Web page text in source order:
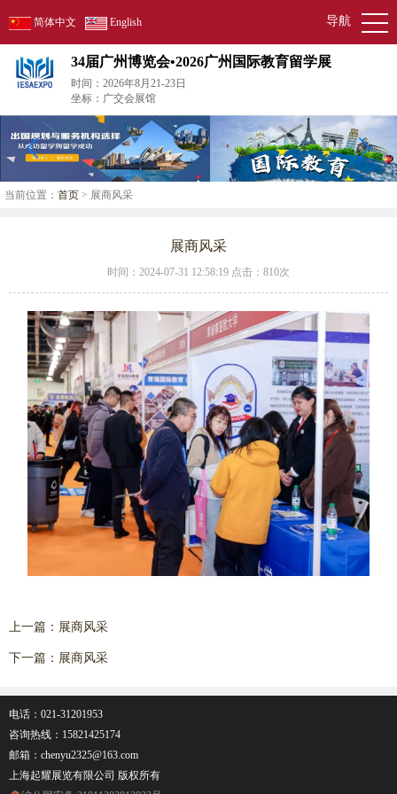
简体中文 English 导航
34届广州博览会•2026广州国际教育留学展
时间：2026年8月21-23日
坐标：广交会展馆
当前位置： 首页 > 展商风采
展商风采
时间：2024-07-31 12:58:19 点击： 810次
上一篇： 展商风采
下一篇： 展商风采
电话：021-31201953
咨询热线： 15821425174
邮箱：chenyu2325@163.com
上海起耀展览有限公司 版权所有